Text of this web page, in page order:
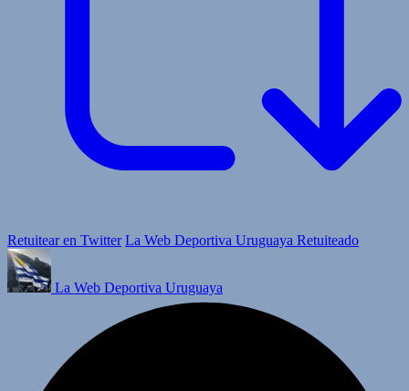
Retuitear en Twitter La Web Deportiva Uruguaya Retuiteado
La Web Deportiva Uruguaya